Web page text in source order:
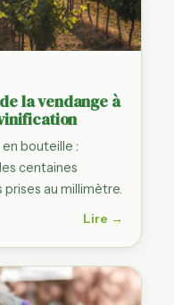
la vendange à
bouteille :
centaines
au millimètre.
Lire →